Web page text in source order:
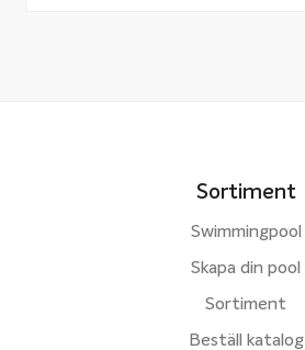
Sortiment
Swimmingpool
Skapa din pool
Sortiment
Beställ katalog